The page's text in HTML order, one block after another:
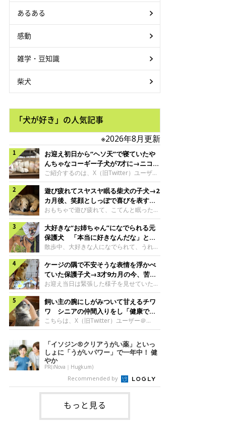
あるある
感動
雑学・豆知識
柴犬
「犬が好き」の人気記事
※2026年8月更新
お迎え初日から“ヘソ天”で寝ていたや
んちゃなコーギー子犬が7才に→ニコニ
コ“コーギースマイル”が魅力のコに成
長！
ご紹介するのは、X（旧Twitter）ユーザー
＠Kus1oKg2vsgdWS2さんの愛犬でウェル
シュ・コーギー・ペンブロークの神楽ちゃ
ん。今年の8月で7才になるという神楽ちゃ
んですが、いったいどんな子犬時代を過ご
したのでしょうか。今回は、神楽ちゃんの
成長を飼い主さんと振り返ります！神楽ち
ゃんの成長について聞いた！お迎えから数
日後の神楽ちゃん（撮影時生後2カ月）＠
Kus1oKg2vsgdWS2――お迎え当初の神楽
ちゃんの様子について教えてください。飼
い主さん： 「お迎え当日から“ヘソ天”で寝
るようなコでし
遊び疲れてスヤスヤ眠る柴犬の子犬→2
カ月後、笑顔としっぽで喜びを表すコ
に成長！
おもちゃで遊び疲れて、こてんと眠った子
犬。あれから2カ月、表情や行動にさまざ
まな変化が見られるようになりました。遊
び疲れて眠る生後2カ月のなっちゃん遊び
疲れた様子のなっちゃん。@Pkndg_紹介
するのは、X（旧Twitter）ユーザー
@Pkndg_さんの愛犬・なっちゃん（取材
時、生後4カ月／柴犬）。こちらの写真
は、なっちゃんが生後2カ月のころに撮影
された一枚です。この日、なっちゃんは家
族と一緒におもちゃで遊んでいました。た
くさん遊んで疲れたのか、その後は眠り始
めたそうです。眠るなっちゃん。
@Pkndg_
大好きな“お姉ちゃん”になでられる元
保護犬 「本当に好きなんだな」と感
じる表情にほっこり
散歩中、大好きな人になでられて、うれし
そうな表情を見せる元保護犬。甘えるよう
な姿に、見ているこちらまでほっこりしま
す。大好きな“お姉ちゃん”に甘える小次郎
くん妹さんになでてもらい、うれしそうな
表情を見せる小次郎くん（2026年6月撮
影）。@mika_Jimmy紹介するのは、X（旧
Twitter）ユーザー@mika_Jimmyさんの愛
犬・小次郎くん（撮影時5才）。こちら
は、飼い主さんの妹さんと一緒に散歩をし
日、飼い主さんは実家から自宅へ帰る途
中、妹さんと公園で待ち合わせ
ケージの隅で不安そうな表情を浮かべ
ていた保護子犬→3才9カ月の今、苦手
を克服し頼もしいコに成長！
お迎え当日は緊張した様子を見せていた元
野犬の保護子犬。あれから約3年半、苦手
だったことを一つひとつ克服し、家族に寄
り添う姿を見せています。お迎え当日、ケ
ージの隅で不安そうにお迎え当日のシルビ
アちゃん。@nemonemotos今回紹介する
のは、X（旧Twitter）ユーザー
@nemonemotosさんの愛犬・シルビアち
ゃん（撮影当時、生後推定2カ月）。飼い
主さんが「#最初に撮った一枚」として投
稿した写真には、ケージの隅で不安そうな
表情を浮かべるシルビアちゃんの姿が写っ
ていました。こちらは、保護犬だったシル
飼い主の腕にしがみついて甘えるチワ
ワ シニアの仲間入りをし「健康で穏
やかな暮らしが続いてほしい」と願う
こちらは、X（旧Twitter）ユーザー＠
kotubusuke617さんが投稿した写真。写
っているのは、愛犬でチワワのつぶしゃん
（本名：こつぶちゃん）です。飼い主さん
の腕にしがみつくつぶしゃん（撮影時6
才）＠kotubusuke617撮影当時の状況に
ついて伺うと、飼い主さんはこう教えてく
れました。飼い主さん： 「ある休日のこ
とです。私がソファに座った途端にひざの
上にのってきたので、そのままなでながら
テレビを見ていたのですが、微動だにしな
いので気になって見てみると、腕にしがみ
「イソジン®クリアうがい薬」といっ
しょに「うがいパワー」で一年中！ 健
やか
PR(iNova｜Hugkum)
Recommended by
もっと見る